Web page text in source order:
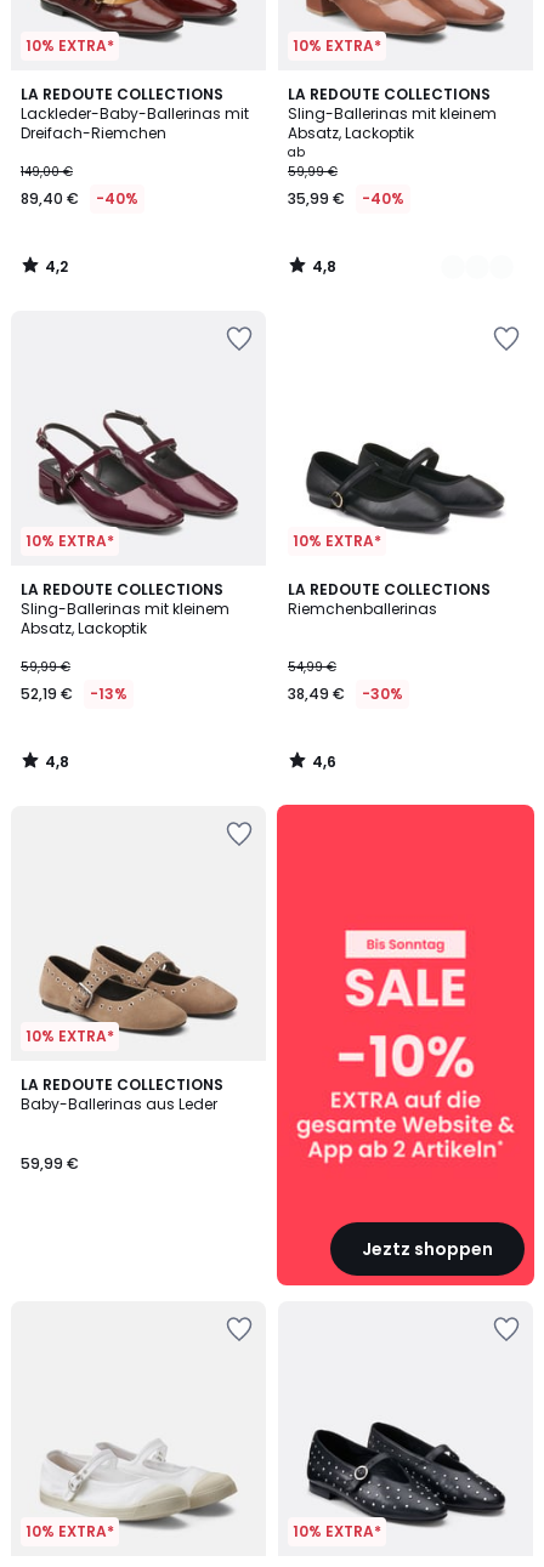
10% EXTRA*
LA REDOUTE COLLECTIONS
Lackleder-Baby-Ballerinas mit
Dreifach-Riemchen
€
Statt
€
40%
149,00 €
89,40 € -40%
4,2
/ 5
4,2
/
10% EXTRA*
LA REDOUTE COLLECTIONS
Sling-Ballerinas mit kleinem
Absatz, Lackoptik
ab
59,99 €
35,99 € -40%
4,8
/ 5
3
Farben
4,8
/
10% EXTRA*
LA REDOUTE COLLECTIONS
Sling-Ballerinas mit kleinem
Absatz, Lackoptik
59,99 €
52,19 € -13%
4,8
/ 5
4,8
/
10% EXTRA*
LA REDOUTE COLLECTIONS
Riemchenballerinas
54,99 €
38,49 € -30%
4,6
/ 5
4,6
/
10% EXTRA*
LA REDOUTE COLLECTIONS
Baby-Ballerinas aus Leder
59,99 €
Jeztz shoppen
SALE
Artikeln*
10% EXTRA* 10% EXTRA*